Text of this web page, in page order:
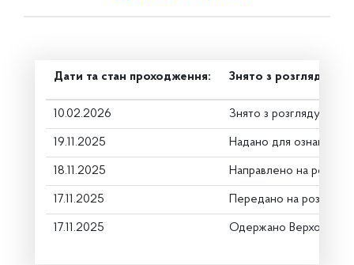
Дати та стан проходження: Знято з розгляду
10.02.2026 Знято з розгляду
19.11.2025 Надано для
18.11.2025 Направлено на
17.11.2025 Передано на розгляд
17.11.2025 Одержано Верховною